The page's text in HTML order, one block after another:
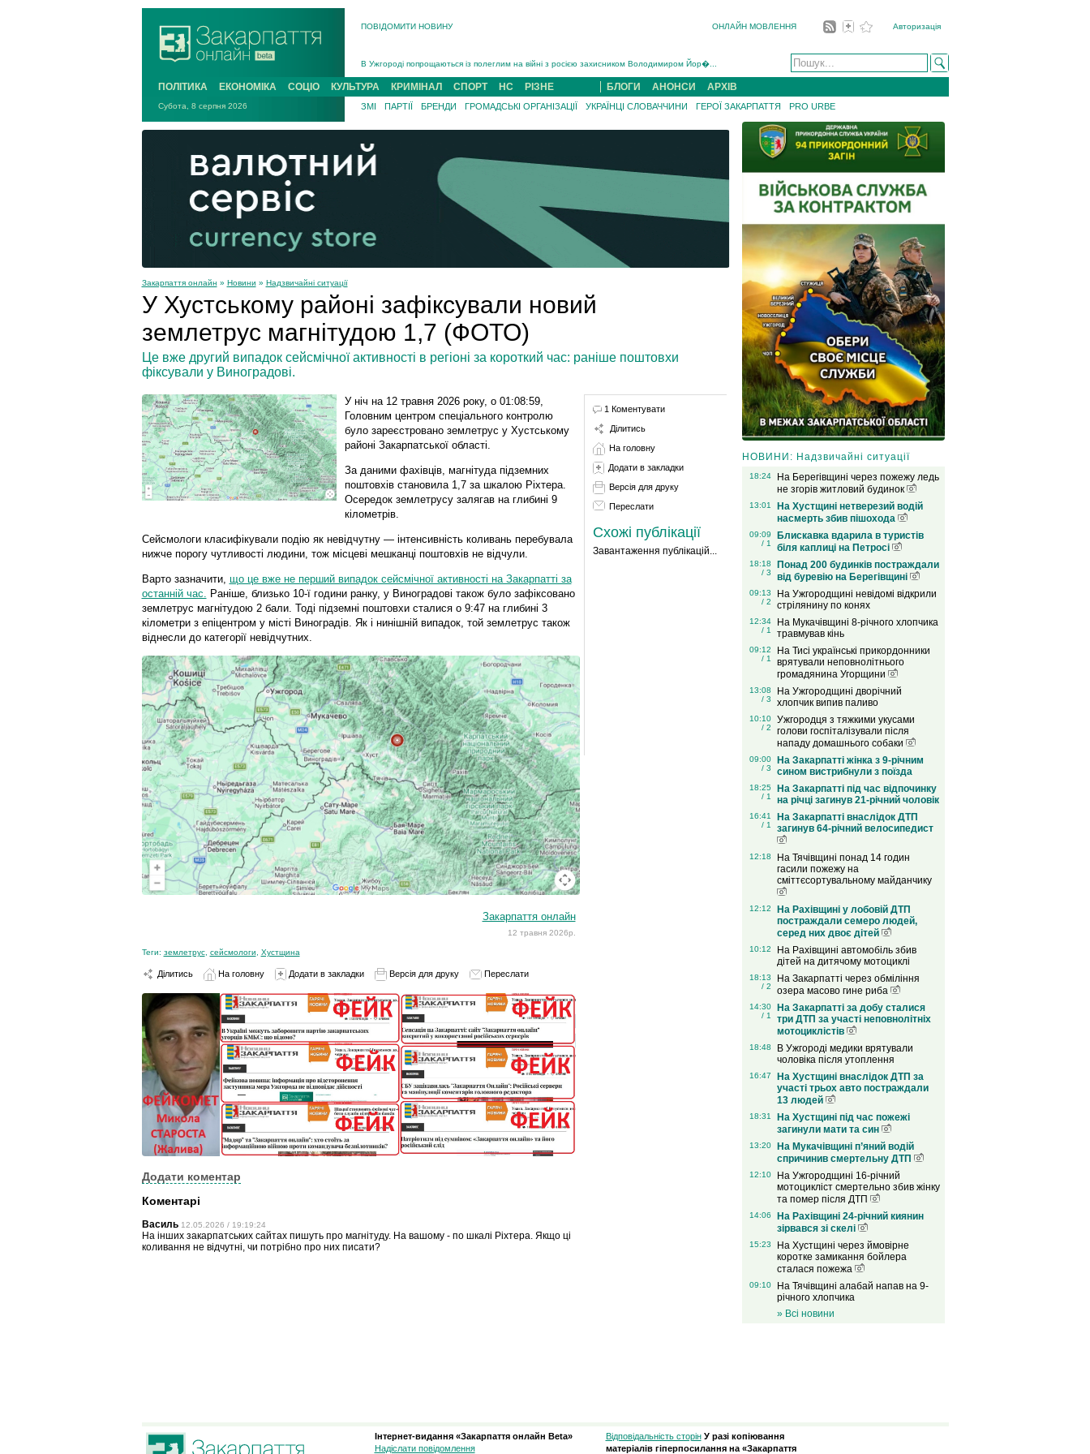
ПОВІДОМИТИ НОВИНУ ОНЛАЙН МОВЛЕННЯ Авторизація
В Ужгороді попрощаються із полеглим на війні з росією захисником Володимиром Йор�...
В Ужгороді 5 серпня попрощаються із захисником Богданом Югасом, який два роки �...
Підтвердили загибель захисника із Нанкова на Хустщині Юліана Гербея (ФОТО)[/gree...
На війні з рф поліг військовий з Виноградова Ігнат Роздяловський (ФОТО)...
На Хустщині внаслідок ДТП за участі трьох авто постраждали 13 людей (ФОТО)...
Інструктора районного ТЦК на Закарпатті судитимуть за обвинувачен...
ПОЛІТИКА ЕКОНОМІКА СОЦІО КУЛЬТУРА КРИМІНАЛ СПОРТ НС РІЗНЕ БЛОГИ АНОНСИ АРХІВ
Субота, 8 серпня 2026 ЗМІ ПАРТІЇ БРЕНДИ ГРОМАДСЬКІ ОРГАНІЗАЦІЇ УКРАЇНЦІ СЛОВАЧЧИНИ ГЕРОЇ ЗАКАРПАТТЯ PRO URBE
Закарпаття онлайн » Новини » Надзвичайні ситуації
У Хустському районі зафіксували новий
землетрус магнітудою 1,7 (ФОТО)
Це вже другий випадок сейсмічної активності в регіоні за короткий час: раніше поштовхи
фіксували у Виноградові.
У ніч на 12 травня 2026 року, о 01:08:59,
Головним центром спеціального контролю
було зареєстровано землетрус у Хустському
районі Закарпатської області.
За даними фахівців, магнітуда підземних
поштовхів становила 1,7 за шкалою Ріхтера.
Осередок землетрусу залягав на глибині 9
кілометрів.
Сейсмологи класифікували подію як невідчутну — інтенсивність коливань перебувала
нижче порогу чутливості людини, тож місцеві мешканці поштовхів не відчули.
Варто зазначити, що це вже не перший випадок сейсмічної активності на Закарпатті за
останній час.
Раніше, близько 10-ї години ранку, у Виноградові також було зафіксовано
землетрус магнітудою 2 бали. Тоді підземні поштовхи сталися о 9:47 на глибині 3
кілометри з епіцентром у місті Виноградів. Як і нинішній випадок, той землетрус також
віднесли до категорії невідчутних.
Закарпаття онлайн
12 травня 2026р.
Теги: землетрус, сейсмологи Хустщина
Ділитись На головну Додати в закладки Версія для друку Переслати
Додати коментар
Коментарі
Василь 12.05.2026 / 19:19:24
На інших закарпатських сайтах пишуть про магнітуду. На вашому - по шкалі Ріхтера. Якщо ці
коливання не відчутні, чи потрібно про них писати?
1 Коментувати
Ділитись
На головну
Додати в закладки
Версія для друку
Переслати
Схожі публікації
Завантаження публікацій...
НОВИНИ: Надзвичайні ситуації
18:24
На Берегівщині через пожежу ледь
не згорів житловий будинок
13:01
На Хустщині нетверезий водій
насмерть збив пішохода
09:09
/ 1
Блискавка вдарила в туристів
біля каплиці на Петросі
18:18
/ 3
Понад 200 будинків постраждали
від буревію на Берегівщині
09:13
/ 2
На Ужгородщині невідомі відкрили
стрілянину по конях
12:34
/ 1
На Мукачівщині 8-річного хлопчика
травмував кінь
09:12
/ 1
На Тисі українські прикордонники
врятували неповнолітнього
громадянина Угорщини
13:08
/ 3
На Ужгородщині дворічний
хлопчик випив паливо
10:10
/ 2
Ужгородця з тяжкими укусами
голови госпіталізували після
нападу домашнього собаки
09:00
/ 3
На Закарпатті жінка з 9-річним
сином вистрибнули з поїзда
18:25
/ 1
На Закарпатті під час відпочинку
на річці загинув 21-річний чоловік
16:41
/ 1
На Закарпатті внаслідок ДТП
загинув 64-річний велосипедист
12:18
На Тячівщині понад 14 годин
гасили пожежу на
сміттєсортувальному майданчику
12:12
На Рахівщині у лобовій ДТП
постраждали семеро людей,
серед них двоє дітей
10:12
На Рахівщині автомобіль збив
дітей на дитячому мотоциклі
18:13
/ 2
На Закарпатті через обміління
озера масово гине риба
14:30
/ 1
На Закарпатті за добу сталися
три ДТП за участі неповнолітніх
мотоциклістів
18:48
В Ужгороді медики врятували
чоловіка після утоплення
16:47
На Хустщині внаслідок ДТП за
участі трьох авто постраждали
13 людей
18:31
На Хустщині під час пожежі
загинули мати та син
13:20
На Мукачівщині п’яний водій
спричинив смертельну ДТП
12:10
На Ужгородщині 16-річний
мотоцикліст смертельно збив жінку
та помер після ДТП
14:06
На Рахівщині 24-річний киянин
зірвався зі скелі
15:23
На Хустщині через ймовірне
коротке замикання бойлера
сталася пожежа
09:10
На Тячівщині алабай напав на 9-
річного хлопчика
» Всі новини
Інтернет-видання «Закарпаття онлайн Beta»
Надіслати повідомлення
Відповідальність сторін У разі копіювання
матеріалів гіперпосилання на «Закарпаття